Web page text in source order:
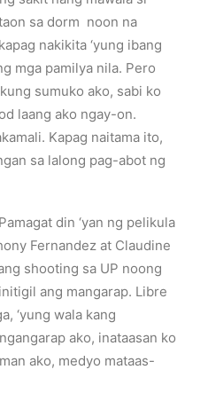
sa dorm noon na
nakikita ‘yung ibang
mga pamilya nila. Pero
sumuko ako, sabi ko
laang ako ngay-on.
Kapag naitama ito,
sa lalong pag-abot ng
Pamagat din ‘yan ng pelikula
Fernandez at Claudine
shooting sa UP noong
ang mangarap. Libre
‘yung wala kang
ako, inataasan ko
ako, medyo mataas-